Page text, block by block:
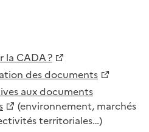
la CADA ?
des documents
aux documents
(environnement, marchés
territoriales…)